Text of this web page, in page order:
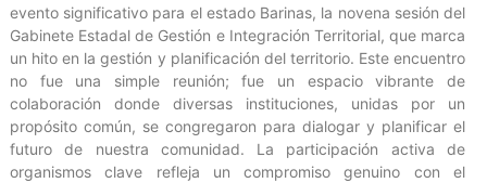
evento significativo para el estado Barinas, la novena sesión del
Gabinete Estadal de Gestión e Integración Territorial, que marca
un hito en la gestión y planificación del territorio. Este encuentro
no fue una simple reunión; fue un espacio vibrante de
colaboración donde diversas instituciones, unidas por un
propósito común, se congregaron para dialogar y planificar el
futuro de nuestra comunidad. La participación activa de
organismos clave refleja un compromiso genuino con el